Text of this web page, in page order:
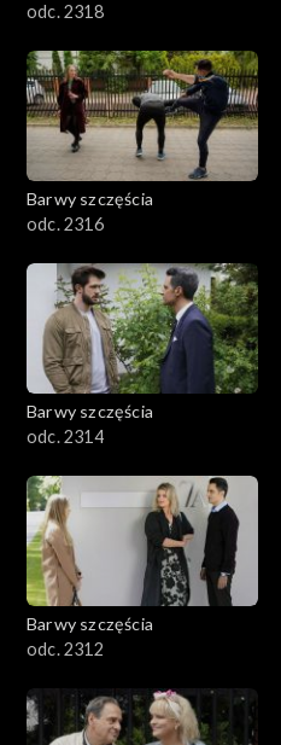
odc. 2318
Barwy szczęścia
odc. 2316
Barwy szczęścia
odc. 2314
Barwy szczęścia
odc. 2312